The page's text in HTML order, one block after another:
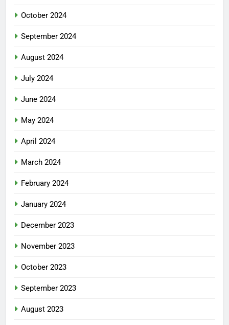
October 2024
September 2024
August 2024
July 2024
June 2024
May 2024
April 2024
March 2024
February 2024
January 2024
December 2023
November 2023
October 2023
September 2023
August 2023